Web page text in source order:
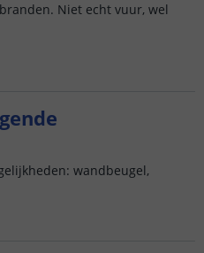
Niet echt vuur, wel
wandbeugel,